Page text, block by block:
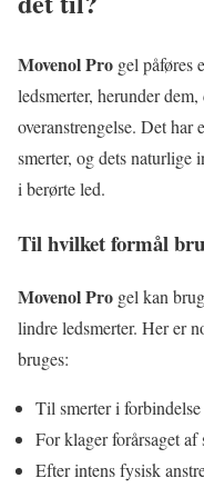
Movenol Pro gel påføres
ledsmerter, herunder
overanstrengelse. Det
smerter, og dets naturlige
i berørte led.
Til hvilket formål
Movenol Pro gel kan
lindre ledsmerter. Her er
bruges:
Til smerter i
For klager forårsaget af
Efter intens fysisk